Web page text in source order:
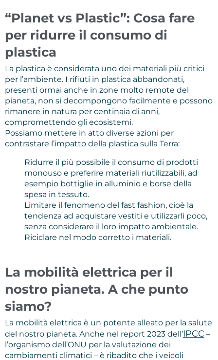
“Planet vs Plastic”: Cosa fare
per ridurre il consumo di
plastica
La plastica è considerata uno dei materiali più critici
per l’ambiente. I rifiuti in plastica abbandonati,
presenti ormai anche in zone molto remote del
pianeta, non si decompongono facilmente e possono
rimanere in natura per centinaia di anni,
compromettendo gli ecosistemi.
Possiamo mettere in atto diverse azioni per
contrastare l’impatto della plastica sulla Terra:
Ridurre il più possibile il consumo di prodotti
monouso e preferire materiali riutilizzabili, ad
esempio bottiglie in alluminio e borse della
spesa in tessuto.
Limitare il fenomeno del fast fashion, cioè la
tendenza ad acquistare vestiti e utilizzarli poco,
senza considerare il loro impatto ambientale.
Riciclare nel modo corretto i materiali.
La mobilità elettrica per il
nostro pianeta. A che punto
siamo?
La mobilità elettrica è un potente alleato per la salute
del nostro pianeta. Anche nel report 2023 dell’IPCC –
l’organismo dell’ONU per la valutazione dei
cambiamenti climatici – è ribadito che i veicoli